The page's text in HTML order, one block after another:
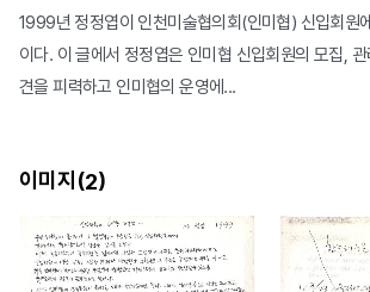
1999년 정정엽이 인천미술협의회(인미협) 신입회원
이다. 이 글에서 정정엽은 인미협 신입회원의 모집, 관
견을 피력하고 인미협의 운영에...
이미지(2)